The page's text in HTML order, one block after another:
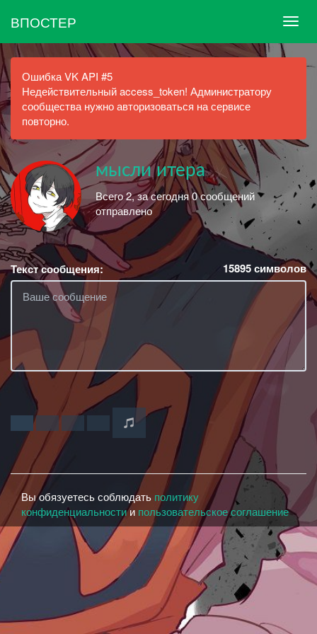
ВПОСТЕР
Ошибка VK API #5
Недействительный access_token! Администратору
сообщества нужно авторизоваться на сервисе
повторно.
мысли итера
Всего 2, за сегодня 0 сообщений
отправлено
Текст сообщения: 15895символов
Вы обязуетесь соблюдать политику
конфиденциальностии пользовательское соглашение